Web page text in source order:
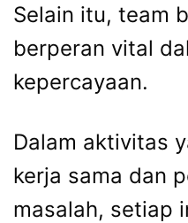
Selain itu, team
berperan vital
kepercayaan.
Dalam aktivitas
kerja sama dan
masalah, setiap